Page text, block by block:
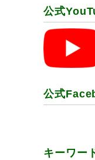
公式
公式
キーワー